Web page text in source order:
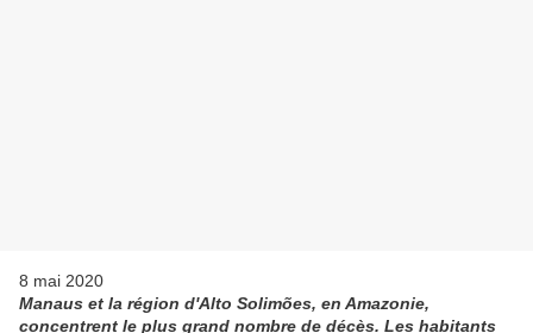
8 mai 2020
Manaus et la région d'Alto Solimões, en Amazonie,
concentrent le plus grand nombre de décès. Les habitants